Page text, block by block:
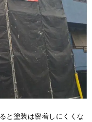
と塗装は密着しにくくな